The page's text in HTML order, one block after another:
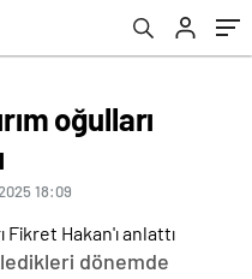
oğulları
18:09
dönemde